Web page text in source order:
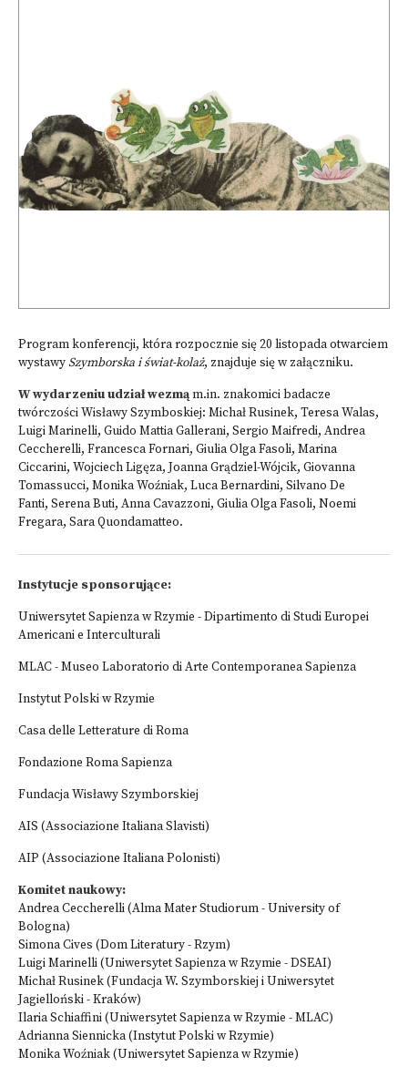
Program konferencji, która rozpocznie się 20 listopada otwarciem
wystawySzymborska i świat-kolaż, znajduje sięw załączniku.
W wydarzeniu udział wezmąm.in. znakomici badacze
twórczości Wisławy Szymboskiej: Michał Rusinek, Teresa Walas,
Luigi Marinelli, Guido Mattia Gallerani, Sergio Maifredi, Andrea
Ceccherelli, Francesca Fornari, Giulia Olga Fasoli, Marina
Ciccarini, Wojciech Ligęza, Joanna Grądziel-Wójcik, Giovanna
Tomassucci, Monika Woźniak, Luca Bernardini, Silvano De
Fanti, Serena Buti, Anna Cavazzoni, Giulia Olga Fasoli, Noemi
Fregara, Sara Quondamatteo.
Instytucje sponsorujące:
Uniwersytet Sapienza w Rzymie - Dipartimento di Studi Europei
Americani e Interculturali
MLAC - Museo Laboratorio di Arte Contemporanea Sapienza
Instytut Polski w Rzymie
Casa delle Letterature di Roma
Fondazione Roma Sapienza
Fundacja Wisławy Szymborskiej
AIS (Associazione Italiana Slavisti)
AIP (Associazione Italiana Polonisti)
Komitet naukowy:
Andrea Ceccherelli (Alma Mater Studiorum - University of
Bologna)
Simona Cives (Dom Literatury - Rzym)
Luigi Marinelli (Uniwersytet Sapienza w Rzymie - DSEAI)
Michał Rusinek (Fundacja W. Szymborskiej i Uniwersytet
Jagielloński - Kraków)
Ilaria Schiaffini (Uniwersytet Sapienza w Rzymie - MLAC)
Adrianna Siennicka (Instytut Polski w Rzymie)
Monika Woźniak (Uniwersytet Sapienza w Rzymie)